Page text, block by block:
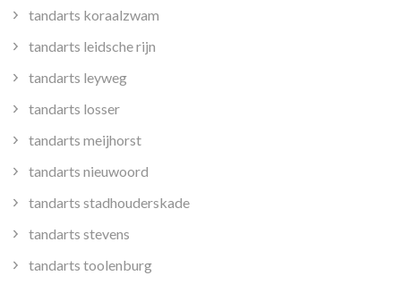
tandarts koraalzwam
tandarts leidsche rijn
tandarts leyweg
tandarts losser
tandarts meijhorst
tandarts nieuwoord
tandarts stadhouderskade
tandarts stevens
tandarts toolenburg